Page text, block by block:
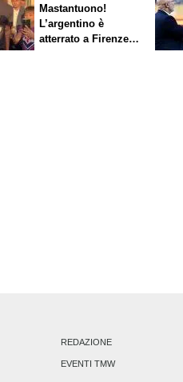
Mastantuono!
L’argentino è
atterrato a Firenze,
REDAZIONE
EVENTI TMW